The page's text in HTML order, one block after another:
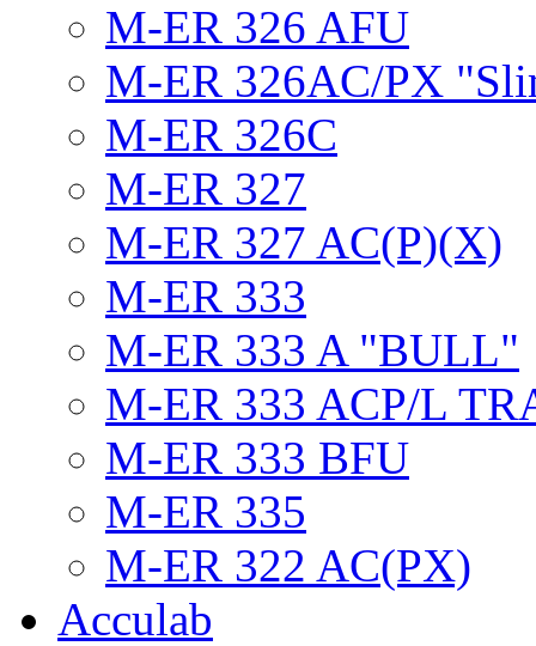
M-ER 326 AFU
M-ER 326AC/PX
M-ER 326C
M-ER 327
M-ER 327 AC(P)(X)
M-ER 333
M-ER 333 A "BULL"
M-ER 333 ACP/L
M-ER 333 BFU
M-ER 335
M-ER 322 AC(PX)
Acculab